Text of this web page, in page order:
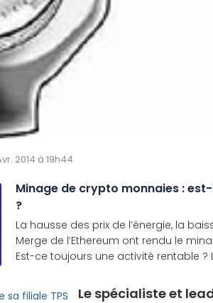
2014 à 19h44
Minage de crypto monnaies :
?
La hausse des prix de l’énergie, la
Merge de l’Ethereum ont rendu le
Est-ce toujours une activité rentable ?
Le spécialiste et